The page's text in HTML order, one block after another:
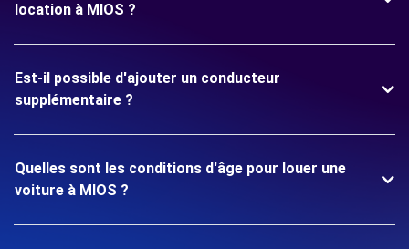
location à MIOS ?
Est-il possible d'ajouter un conducteur
supplémentaire ?
Quelles sont les conditions d'âge pour louer une
voiture à MIOS ?